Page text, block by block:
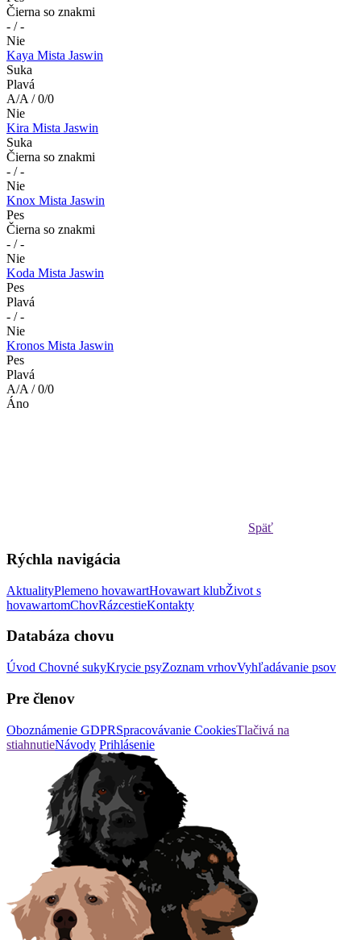
Čierna so znakmi
- / -
Nie
Kaya Mista Jaswin
Suka
Plavá
A/A / 0/0
Nie
Kira Mista Jaswin
Suka
Čierna so znakmi
- / -
Nie
Knox Mista Jaswin
Pes
Čierna so znakmi
- / -
Nie
Koda Mista Jaswin
Pes
Plavá
- / -
Nie
Kronos Mista Jaswin
Pes
Plavá
A/A / 0/0
Áno
Späť
Rýchla navigácia
AktualityPlemeno hovawartHovawart klubŽivot s
hovawartomChovRázcestieKontakty
Databáza chovu
Úvod Chovné sukyKrycie psyZoznam vrhovVyhľadávanie psov
Pre členov
Oboznámenie GDPRSpracovávanie CookiesTlačivá na
stiahnutieNávody Prihlásenie